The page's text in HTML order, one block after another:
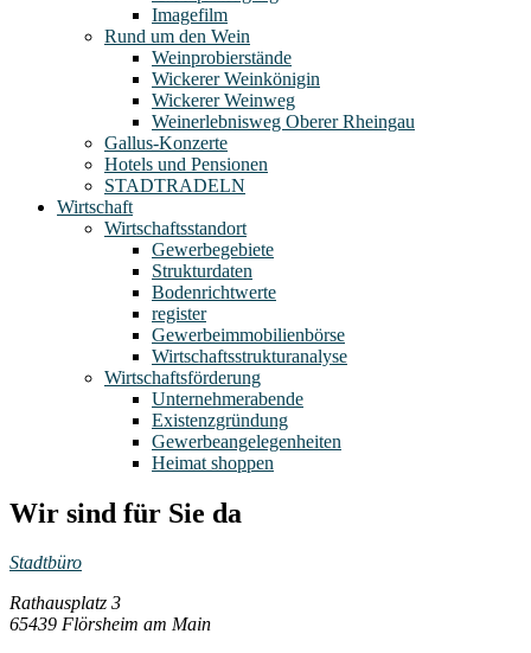
Imagefilm
Rund um den Wein
Weinprobierstände
Wickerer Weinkönigin
Wickerer Weinweg
Weinerlebnisweg Oberer Rheingau
Gallus-Konzerte
Hotels und Pensionen
STADTRADELN
Wirtschaft
Wirtschaftsstandort
Gewerbegebiete
Strukturdaten
Bodenrichtwerte
register
Gewerbeimmobilienbörse
Wirtschaftsstrukturanalyse
Wirtschaftsförderung
Unternehmerabende
Existenzgründung
Gewerbeangelegenheiten
Heimat shoppen
Wir sind für Sie da
Stadtbüro
Rathausplatz 3
65439 Flörsheim am Main